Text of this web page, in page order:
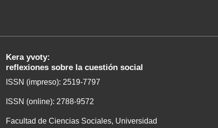
Kera yvoty:
reflexiones sobre la cuestión social
ISSN (impreso): 2519-7797
ISSN (online): 2788-9572
Facultad de Ciencias Sociales, Universidad